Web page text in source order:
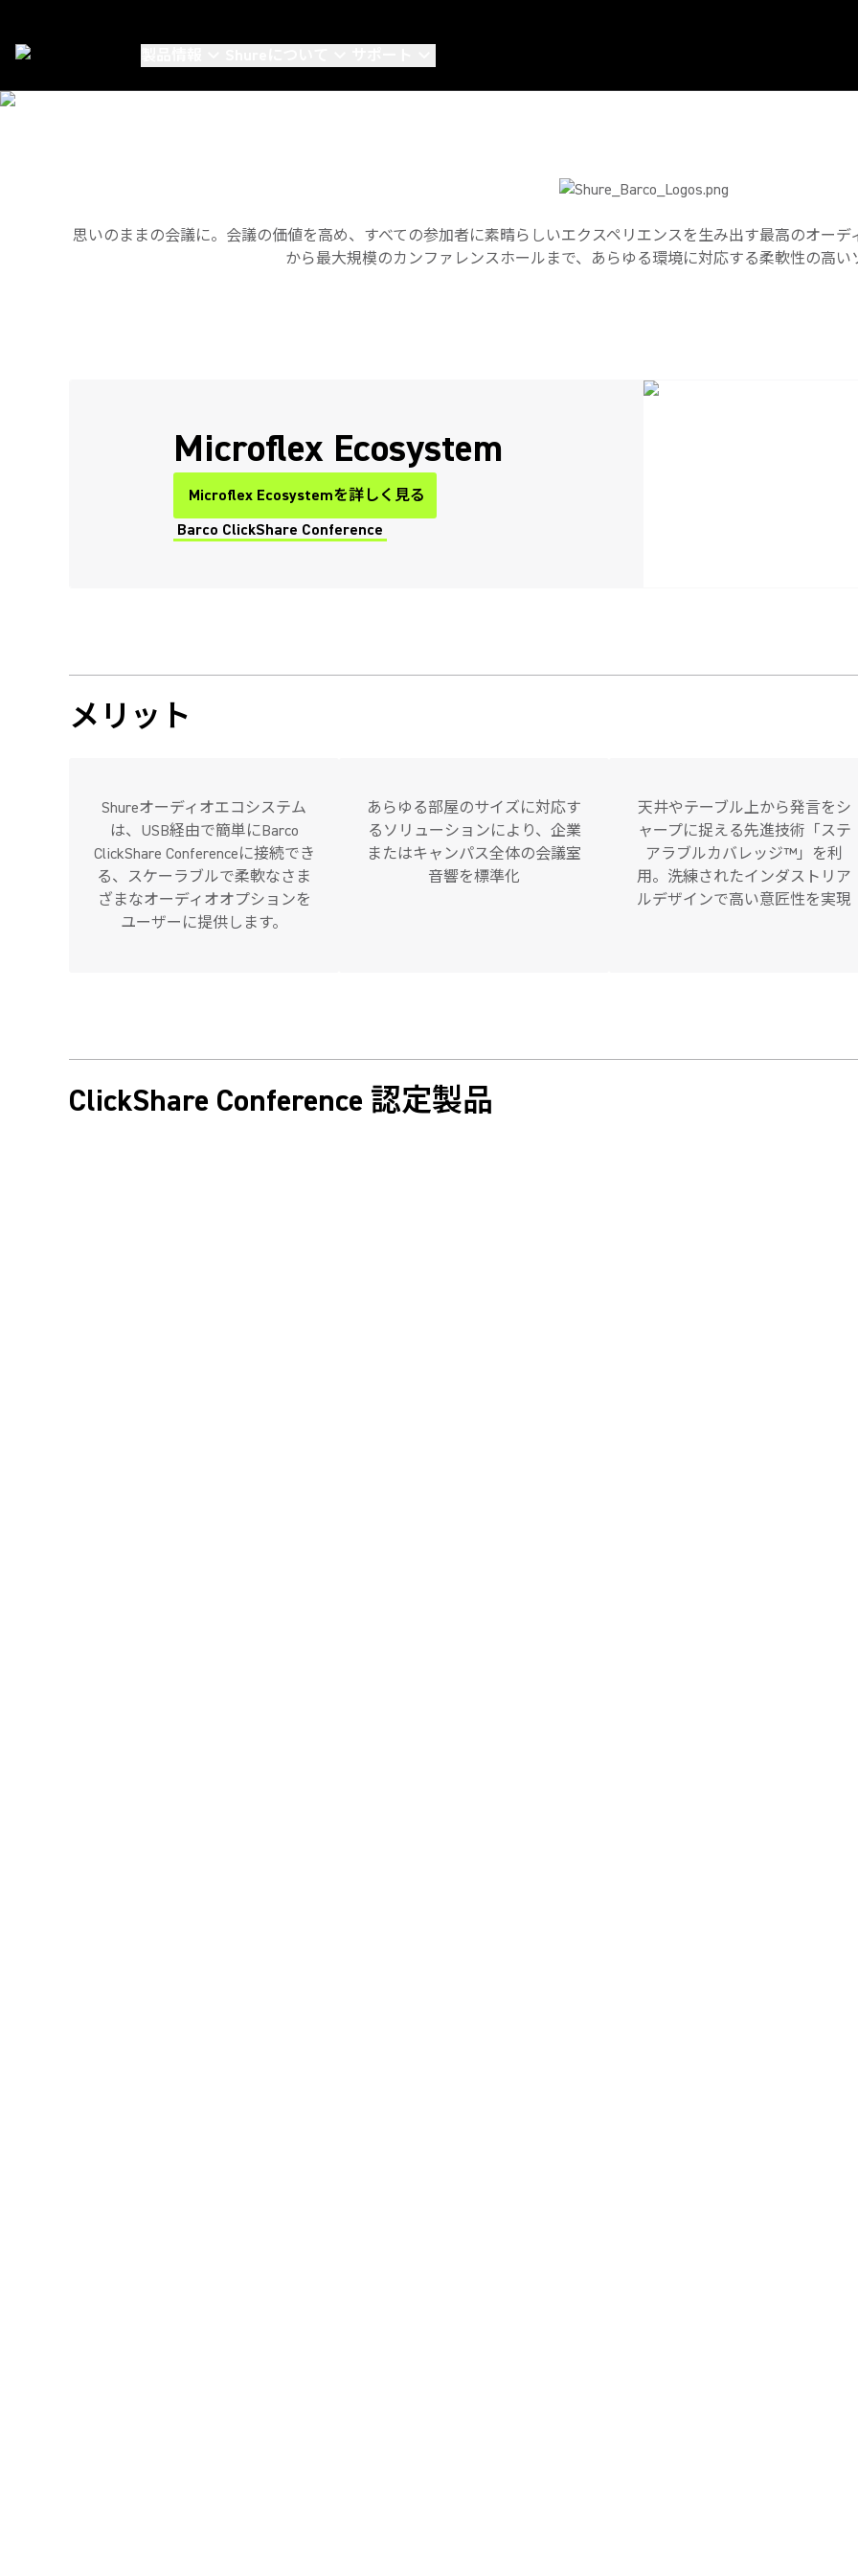
SHURE & BARCO
思いのままの会議に。会議の価値を高め、すべての参加者に素晴らしいエクスペリエンスを生み出す最高のオー
から最大規模のカンファレンスホールまで、あらゆる環境に対応する柔軟性の高い
Microflex Ecosystem
Microflex Ecosystemを詳しく見る
Barco ClickShare Conference
(Opens in a new tab)
メリット
Shureオーディオエコシステム
は、USB経由で簡単にBarco
ClickShare Conferenceに接続でき
る、スケーラブルで柔軟なさま
ざまなオーディオオプションを
ユーザーに提供します。
あらゆる部屋のサイズに対応す
るソリューションにより、企業
またはキャンパス全体の会議室
音響を標準化
天井やテーブル上から発言をシ
ャープに捉える先進技術「ステ
アラブルカバレッジ™」を利
用。洗練されたインダストリア
ルデザインで高い意匠性を実現
ClickShare Conference 認定製品